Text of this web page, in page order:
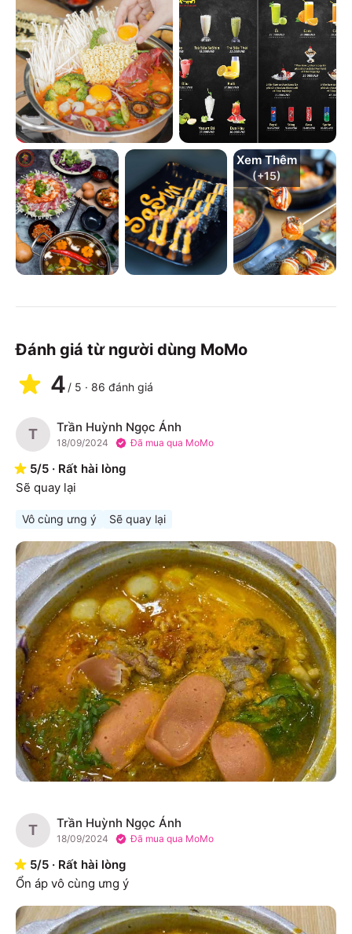
Xem Thêm
(+15)
Đánh giá từ người dùng MoMo
4 / 5 · 86 đánh giá
T Trần Huỳnh Ngọc Ánh
18/09/2024 Đã mua qua MoMo
5/5 · Rất hài lòng
Sẽ quay lại
Vô cùng ưng ý Sẽ quay lại
T Trần Huỳnh Ngọc Ánh
18/09/2024 Đã mua qua MoMo
5/5 · Rất hài lòng
Ổn áp vô cùng ưng ý